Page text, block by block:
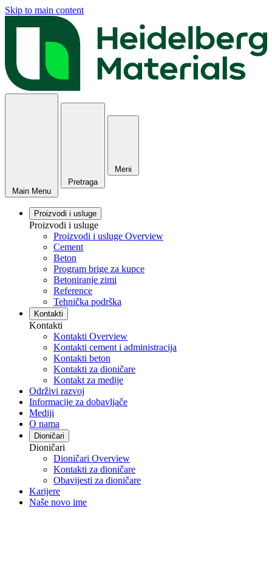
Skip to main content
Main Menu
Pretraga
Meni
Proizvodi i usluge
Proizvodi i usluge
Proizvodi i usluge Overview
Cement
Beton
Program brige za kupce
Betoniranje zimi
Reference
Tehnička podrška
Kontakti
Kontakti
Kontakti Overview
Kontakti cement i administracija
Kontakti beton
Kontakti za dioničare
Kontakt za medije
Održivi razvoj
Informacije za dobavljače
Mediji
O nama
Dioničari
Dioničari
Dioničari Overview
Kontakti za dioničare
Obavijesti za dioničare
Karijere
Naše novo ime